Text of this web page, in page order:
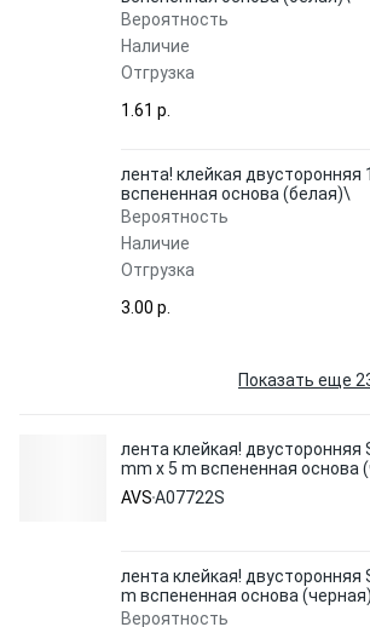
Вероятность
Наличие
Отгрузка
1.61 p.
лента! клейкая
вспененная основа (белая)\
Вероятность
Наличие
Отгрузка
3.00 p.
Показать еще
лента клейкая! двусторонняя
mm x 5 m вспененная основа
A07722S AVS
AVSA07722S
лента клейкая! двусторонняя
m вспененная основа
Вероятность